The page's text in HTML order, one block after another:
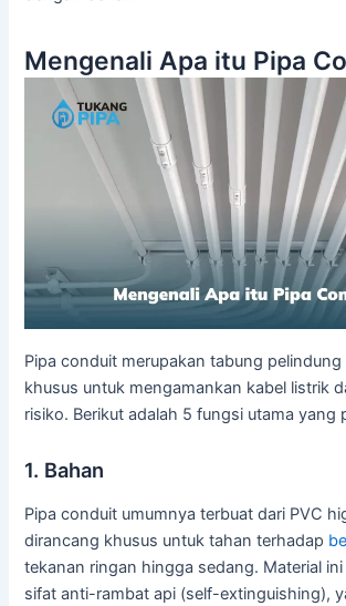
Mengenali Apa itu Pipa
Pipa conduit merupakan tabung
khusus untuk mengamankan kabel listrik
risiko. Berikut adalah 5 fungsi utama yang
1. Bahan
Pipa conduit umumnya terbuat dari PVC
dirancang khusus untuk tahan terhadap
tekanan ringan hingga sedang. Material
sifat anti-rambat api (self-extinguishing),